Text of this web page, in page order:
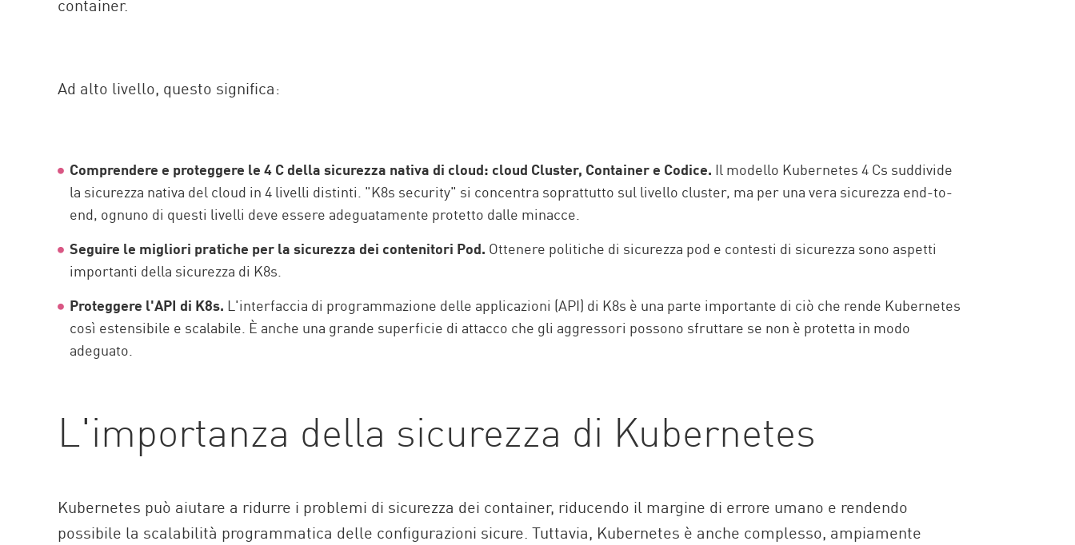
AI Agent Security
Ad alto livello, questo significa:
Comprendere e proteggere le 4 C della sicurezza nativa di cloud: cloud Cluster, Container e Codice. Il modello Kubernetes 4 Cs suddivide
la sicurezza nativa del cloud in 4 livelli distinti. "K8s security" si concentra soprattutto sul livello cluster, ma per una vera sicurezza end-to-
end, ognuno di questi livelli deve essere adeguatamente protetto dalle minacce.
Seguire le migliori pratiche per la sicurezza dei contenitori Pod. Ottenere politiche di sicurezza pod e contesti di sicurezza sono aspetti
importanti della sicurezza di K8s.
Proteggere l'API di K8s. L'interfaccia di programmazione delle applicazioni (API) di K8s è una parte importante di ciò che rende Kubernetes
così estensibile e scalabile. È anche una grande superficie di attacco che gli aggressori possono sfruttare se non è protetta in modo
adeguato.
L'importanza della sicurezza di Kubernetes
Kubernetes può aiutare a ridurre i problemi di sicurezza dei container, riducendo il margine di errore umano e rendendo
possibile la scalabilità programmatica delle configurazioni sicure. Tuttavia, Kubernetes è anche complesso, ampiamente